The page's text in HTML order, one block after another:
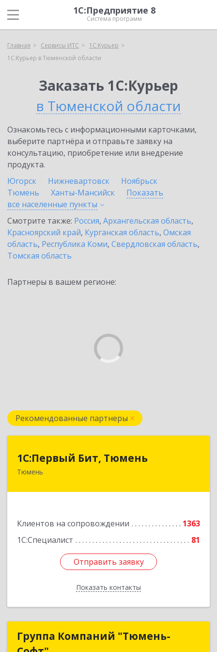
1С:Предприятие 8
Система программ
Главная Сервисы ИТС
1С:Курьер
1С:Курьер в Тюменской области
Заказать 1С:Курьер
в Тюменской области
Ознакомьтесь с информационными карточками,
выберите партнёра и отправьте заявку на
консультацию, приобретение или внедрение
продукта.
Югорск
Нижневартовск
Ноябрьск
Тюмень
Ханты-Мансийск
Показать
все населенные пункты
Смотрите также: Россия, Архангельская область,
Красноярский край, Курганская область, Омская
область, Республика Коми, Свердловская область,
Томская область
Партнеры в вашем регионе:
Рекомендованные партнеры
1С:Первый Бит, Тюмень
Тюмень
Клиентов на сопровождении
1363
1С:Специалист
81
Отправить заявку
Показать контакты
1С:Первый Бит, Тюмень
625000, Тюменская обл, Тюмень г, Республики
Отправить заявку
Назад
Группа Компаний "Тюмень-
Группа Компаний "Тюмень-